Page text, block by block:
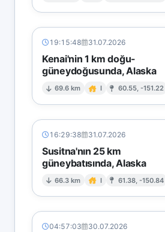
19:15:48 31.07.2026
Kenai'nin 1 km doğu-
güneydoğusunda, Alaska
69.6 km I 60.55, -151.22
16:29:38 31.07.2026
Susitna'nın 25 km
güneybatısında, Alaska
66.3 km I 61.38, -150.84
04:57:03 30.07.2026